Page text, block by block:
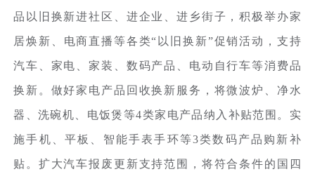
品以旧换新进社区、进企业、进乡街子，积极举办家
居焕新、电商直播等各类“以旧换新”促销活动，支持
汽车、家电、家装、数码产品、电动自行车等消费品
换新。做好家电产品回收换新服务，将微波炉、净水
器、洗碗机、电饭煲等4类家电产品纳入补贴范围。实
施手机、平板、智能手表手环等3类数码产品购新补
贴。扩大汽车报废更新支持范围，将符合条件的国四